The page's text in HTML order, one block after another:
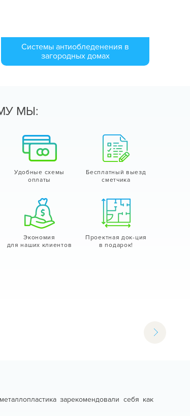
Системы антиобледенения в
загородных домах
МЫ:
Удобные схемы
оплаты
Бесплатный выезд
сметчика
Экономия
для наших клиентов
Проектная док-ция
в подарок!
зарекомендовали себя как